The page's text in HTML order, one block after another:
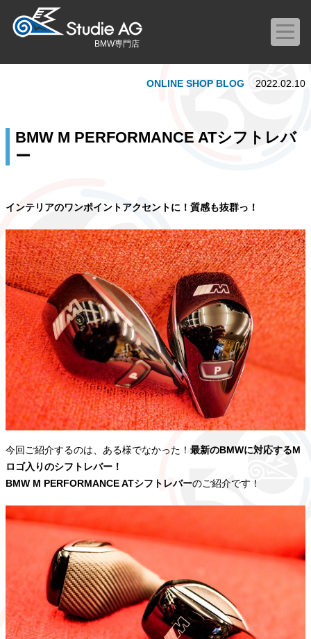
BMW専門店
BMW M PERFORMANCE ATシフトレバ
ー
ONLINE SHOP BLOG 2022.02.10
インテリアのワンポイントアクセントに！質感も抜群っ！
今回ご紹介するのは、ある様でなかった！ 最新のBMWに対応するM
ロゴ入りのシフトレバー！
BMW M PERFORMANCE ATシフトレバーのご紹介です！